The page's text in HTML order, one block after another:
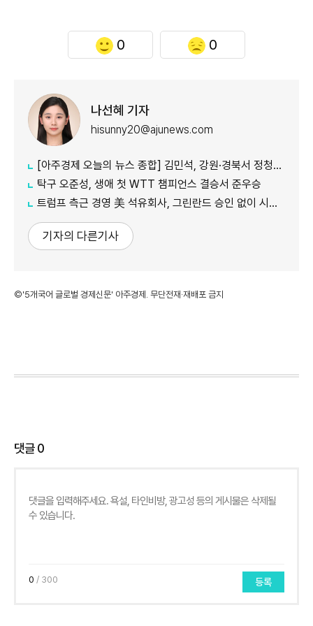
0 0
나선혜 기자
hisunny20@ajunews.com
[아주경제 오늘의 뉴스 종합] 김민석, 강원·경북서 정청래에 신승…부울경·대구 제외 모두 웃었다 外
탁구 오준성, 생애 첫 WTT 챔피언스 결승서 준우승
트럼프 측근 경영 美 석유회사, 그린란드 승인 없이 시추장비 반입
기자의 다른기사
©'5개국어 글로벌 경제신문' 아주경제. 무단전재·재배포 금지
댓글0
0 / 300 등록